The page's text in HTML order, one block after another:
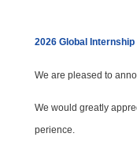
2026 Global
We are pleased to
We would greatly
perience.